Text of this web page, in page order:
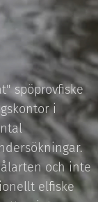
spöprovfiske
i
och inte
elfiske